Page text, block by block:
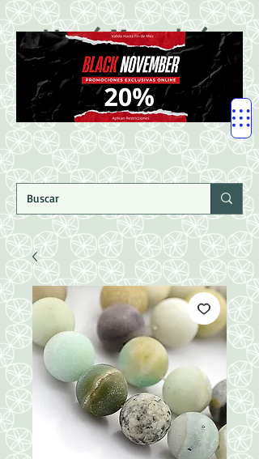
LLegó Mercadería
Nuevaaaaaa!!!!!